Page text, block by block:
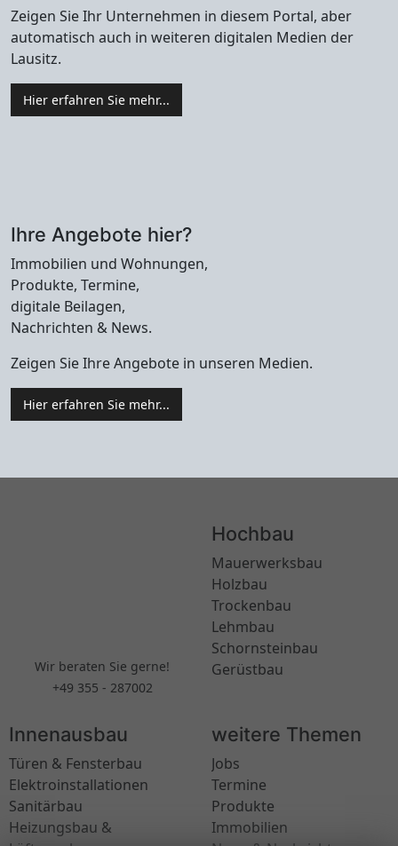
Zeigen Sie Ihr Unternehmen in diesem Portal, aber
automatisch auch in weiteren digitalen Medien der
Lausitz.
Hier erfahren Sie mehr...
Ihre Angebote hier?
Immobilien und Wohnungen,
Produkte, Termine,
digitale Beilagen,
Nachrichten & News.
Zeigen Sie Ihre Angebote in unseren Medien.
Hier erfahren Sie mehr...
Wir beraten Sie gerne!
+49 355 - 287002
Hochbau
Mauerwerksbau
Holzbau
Trockenbau
Lehmbau
Schornsteinbau
Gerüstbau
Innenausbau
Türen & Fensterbau
Elektroinstallationen
Sanitärbau
Heizungsbau &
weitere Themen
Jobs
Termine
Produkte
Immobilien